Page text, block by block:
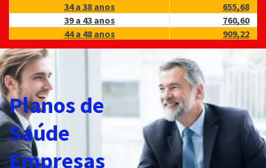
34 a 38 anos
655,68
39 a 43 anos
760,60
44 a 48 anos
909,22
49 a 53 anos
1.065,61
Modalidade Compulsoria
CNPJ LTDA 03 a 29
Validade
Planos de
Saúde
Empresas